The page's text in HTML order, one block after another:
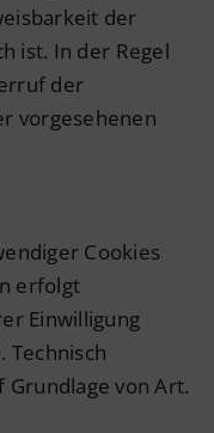
der
ist. In der Regel
der
vorgesehenen
Cookies
erfolgt
Einwilligung
Technisch
von Art.